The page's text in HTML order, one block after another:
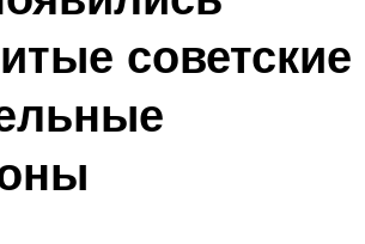
советские